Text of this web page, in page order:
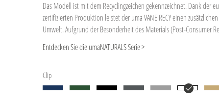
Das Modell ist mit dem Recyclingzeichen gekennzeichnet. Dank der
zertifizierten Produktion leistet der uma VANE RECY einen
Umwelt. Aufgrund der Besonderheit des Materials (Post-Consumer
produktionstechnische Farbschwankungen gegeben.
Sonderausführung: Mix n' Match: Ab 2.000 Stück kann das Modell
Entdecken Sie die umaNATURALS Serie >
Clip